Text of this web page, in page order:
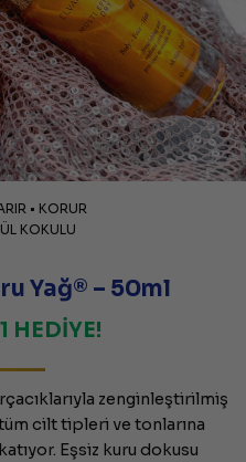
• KORUR
KOKULU
Yağ® – 50ml
HEDİYE!
zenginleştirilmiş
cilt tipleri ve tonlarına
Eşsiz kuru dokusu